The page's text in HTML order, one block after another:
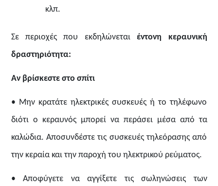
κλπ.
Σε περιοχές που εκδηλώνεταιέντονη κεραυνική
δραστηριότητα:
Αν βρίσκεστε στο σπίτι
• Μην κρατάτε ηλεκτρικές συσκευές ή το τηλέφωνο
διότι ο κεραυνός μπορεί να περάσει μέσα από τα
καλώδια. Αποσυνδέστε τις συσκευές τηλεόρασης από
την κεραία και την παροχή του ηλεκτρικού ρεύματος.
• Αποφύγετε να αγγίξετε τις σωληνώσεις των